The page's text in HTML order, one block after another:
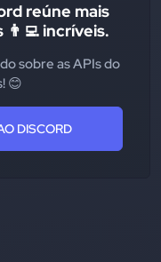
reúne mais
incríveis.
sobre as APIs do
😊
DISCORD